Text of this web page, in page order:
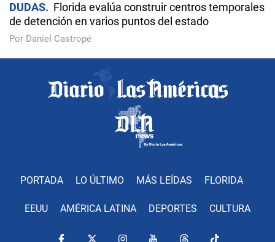
DUDAS
Florida evalúa construir centros temporales
de detención en varios puntos del estado
Por Daniel Castropé
PORTADA LO ÚLTIMO MÁS LEÍDAS FLORIDA
EEUU AMÉRICA LATINA DEPORTES CULTURA